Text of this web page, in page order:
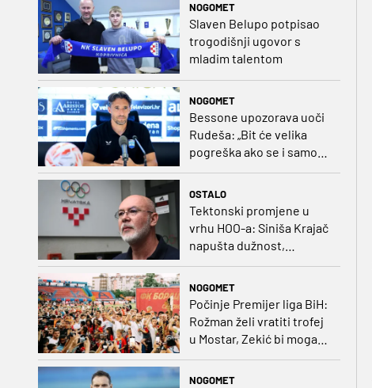
NOGOMET
Slaven Belupo potpisao
trogodišnji ugovor s
mladim talentom
NOGOMET
Bessone upozorava uoči
Rudeša: „Bit će velika
pogreška ako se i samo
malo opustimo“
OSTALO
Tektonski promjene u
vrhu HOO-a: Siniša Krajač
napušta dužnost,
razriješeno i svih osam
NOGOMET
Počinje Premijer liga BiH:
Rožman želi vratiti trofej
u Mostar, Zekić bi mogao
NOGOMET